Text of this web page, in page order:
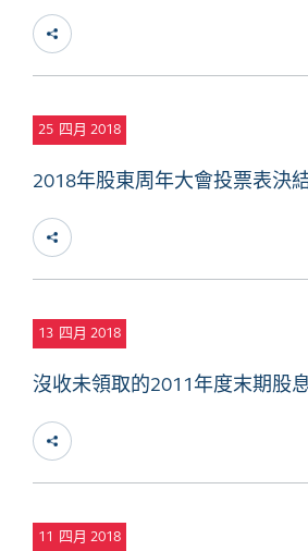
25 四月 2018
2018年股東周年大會投票表決
13 四月 2018
沒收未領取的2011年度末期股
11 四月 2018